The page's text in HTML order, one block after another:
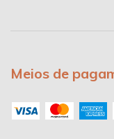
Meios de